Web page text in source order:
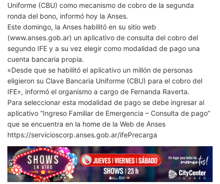
Uniforme (CBU) como mecanismo de cobro de la segunda
ronda del bono, informó hoy la Anses.
Este domingo, la Anses habilitó en su sitio web
(www.anses.gob.ar) un aplicativo de consulta del cobro del
segundo IFE y a su vez elegir como modalidad de pago una
cuenta bancaria propia.
«Desde que se habilitó el aplicativo un millón de personas
eligieron su Clave Bancaria Uniforme (CBU) para el cobro del
IFE», informó el organismo a cargo de Fernanda Raverta.
Para seleccionar esta modalidad de pago se debe ingresar al
aplicativo “Ingreso Familiar de Emergencia – Consulta de pago”
que se encuentra en la home de la Web de Anses
https://servicioscorp.anses.gob.ar/ifePrecarga